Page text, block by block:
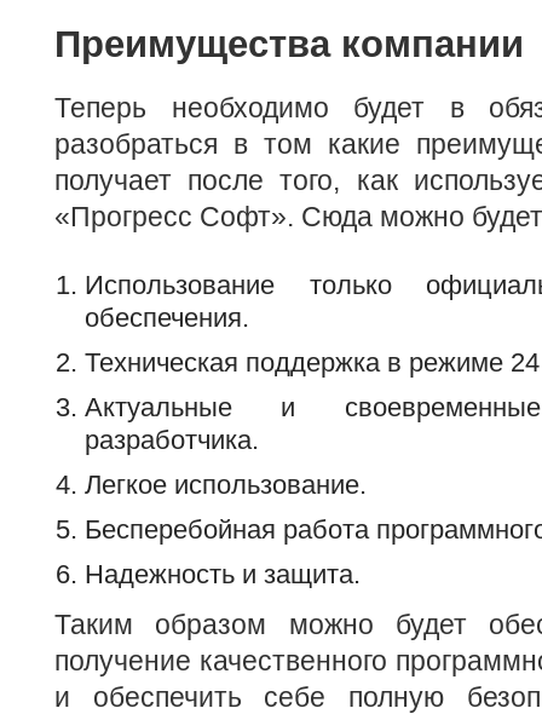
Преимущества компании
Теперь необходимо будет в
разобраться в том какие
получает после того, как
«Прогресс Софт». Сюда можно
Использование только
обеспечения.
Техническая поддержка в режиме
Актуальные и
разработчика.
Легкое использование.
Бесперебойная работа
Надежность и защита.
Таким образом можно будет
получение качественного
и обеспечить себе полную